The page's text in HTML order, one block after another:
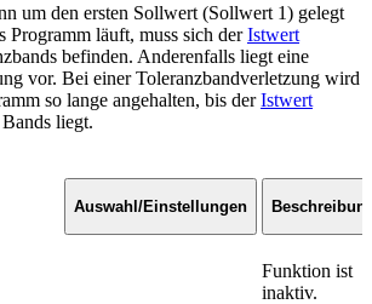
um den ersten Sollwert (Sollwert 1) gelegt
Programm läuft, muss sich derIstwert
befinden. Anderenfalls liegt eine
vor. Bei einer Toleranzbandverletzung wird
so lange angehalten, bis derIstwert
liegt.
Auswahl/Einstellungen
Funktion ist
inaktiv.